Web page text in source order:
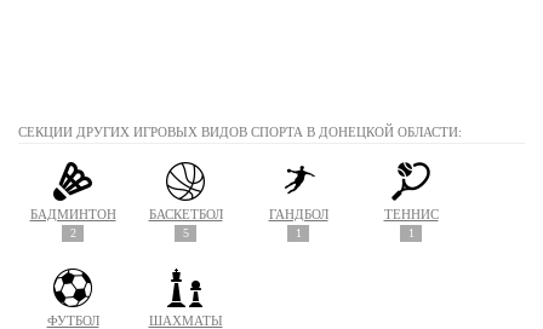
СЕКЦИИ ДРУГИХ ИГРОВЫХ ВИДОВ СПОРТА В ДОНЕЦКОЙ ОБЛАСТИ:
БАДМИНТОН
2
БАСКЕТБОЛ
5
ГАНДБОЛ
1
ТЕННИС
1
ФУТБОЛ ШАХМАТЫ